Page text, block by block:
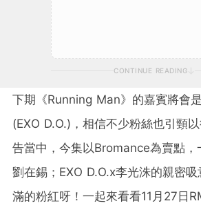
CONTINUE READING
下期《Running Man》的嘉賓將會
(EXO D.O.)，相信不少粉絲也引頸
告當中，今集以Bromance為賣點，
劉在錫；EXO D.O.x李光洙的親密
滿的粉紅呀！一起來看看11月27日